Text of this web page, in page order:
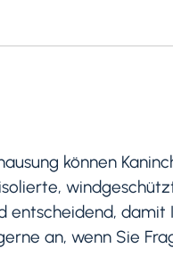
können
entscheidend, damit
an, wenn Sie